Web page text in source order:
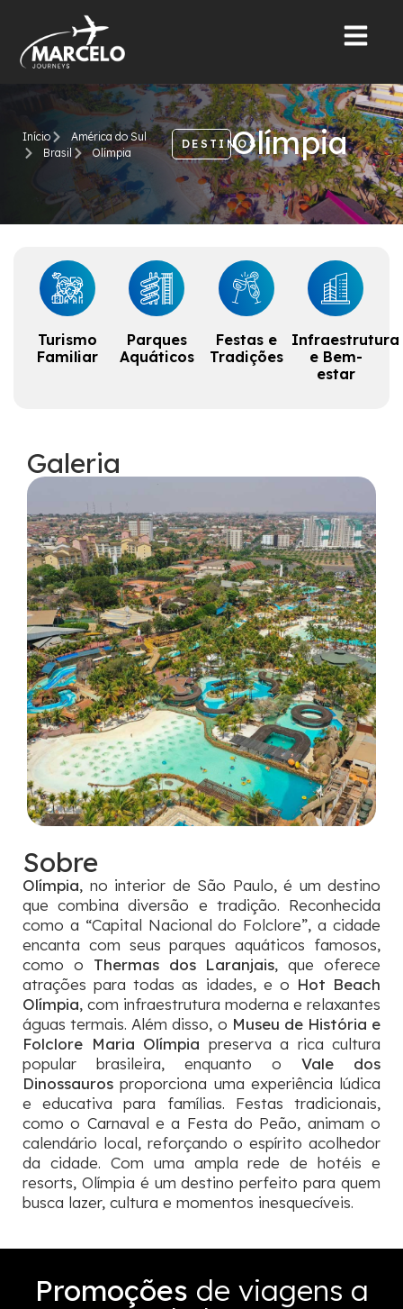
Início
América do Sul
Brasil
Olímpia
DESTINOSOlímpia
Turismo
Familiar
Parques
Aquáticos
Festas e
Tradições
Infraestrutura
e Bem-
estar
Sobre
Olímpia, no interior de São Paulo, é um destino
que combina diversão e tradição. Reconhecida
como a “Capital Nacional do Folclore”, a cidade
encanta com seus parques aquáticos famosos,
como o Thermas dos Laranjais, que oferece
atrações para todas as idades, e o Hot Beach
Olímpia, com infraestrutura moderna e relaxantes
águas termais. Além disso, o Museu de História e
Folclore Maria Olímpia preserva a rica cultura
popular brasileira, enquanto o Vale dos
Dinossauros proporciona uma experiência lúdica
e educativa para famílias. Festas tradicionais,
como o Carnaval e a Festa do Peão, animam o
calendário local, reforçando o espírito acolhedor
da cidade. Com uma ampla rede de hotéis e
resorts, Olímpia é um destino perfeito para quem
busca lazer, cultura e momentos inesquecíveis.
Galeria
Promoções de viagens a